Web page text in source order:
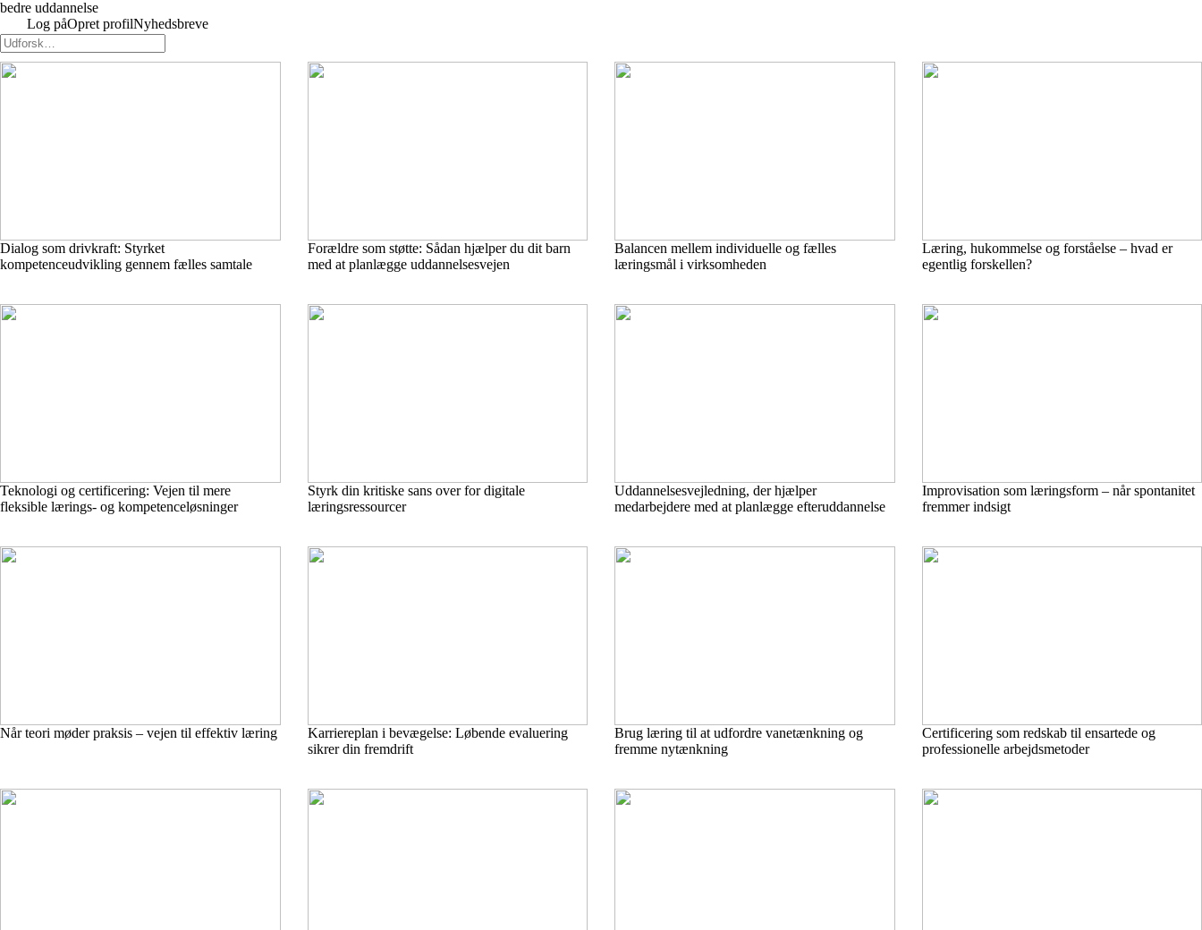
bedre uddannelse
Log påOpret profilNyhedsbreve
Dialog som drivkraft: Styrket
kompetenceudvikling gennem fælles samtale
Forældre som støtte: Sådan hjælper du dit barn
med at planlægge uddannelsesvejen
Balancen mellem individuelle og fælles
læringsmål i virksomheden
Læring, hukommelse og forståelse – hvad er
egentlig forskellen?
Teknologi og certificering: Vejen til mere
fleksible lærings- og kompetenceløsninger
Styrk din kritiske sans over for digitale
læringsressourcer
Uddannelsesvejledning, der hjælper
medarbejdere med at planlægge efteruddannelse
Improvisation som læringsform – når spontanitet
fremmer indsigt
Når teori møder praksis – vejen til effektiv læring
Karriereplan i bevægelse: Løbende evaluering
sikrer din fremdrift
Brug læring til at udfordre vanetænkning og
fremme nytænkning
Certificering som redskab til ensartede og
professionelle arbejdsmetoder